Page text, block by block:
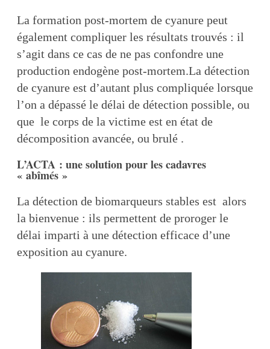
La formation post-mortem de cyanure peut
également compliquer les résultats trouvés : il
s’agit dans ce cas de ne pas confondre une
production endogène post-mortem.La détection
de cyanure est d’autant plus compliquée lorsque
l’on a dépassé le délai de détection possible, ou
que le corps de la victime est en état de
décomposition avancée, ou brulé .
L’ACTA : une solution pour les cadavres
« abîmés »
La détection de biomarqueurs stables est alors
la bienvenue : ils permettent de proroger le
délai imparti à une détection efficace d’une
exposition au cyanure.